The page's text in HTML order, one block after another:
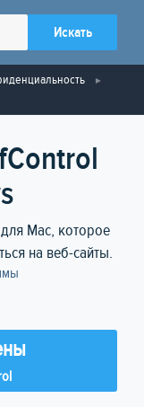
Mac, которое
на веб-сайты.